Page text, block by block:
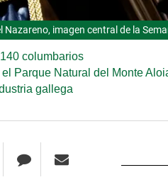
Nazareno, imagen central de la
columbarios
Parque Natural del Monte
gallega